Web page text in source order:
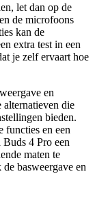
let dan op de
de microfoons
kan de
extra test in een
je zelf ervaart hoe
en
die
bieden.
functies en een
4 Pro een
maten te
basweergave en